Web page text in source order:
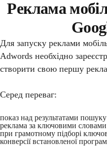
Реклама
Для запуску реклами
Adwords необхідно
створити свою першу
Серед переваг:
показ над результатами
реклама за ключовими словами
при грамотному підборі
конверсії встановленої